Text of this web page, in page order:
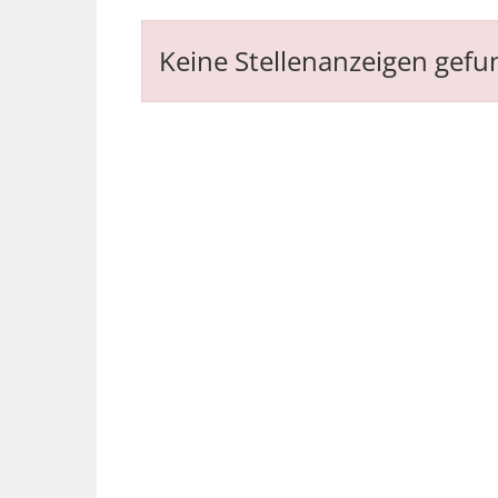
Keine Stellenanzeigen